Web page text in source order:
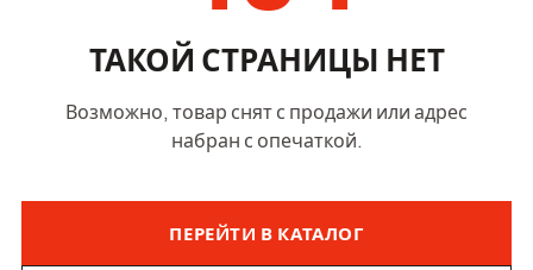
ТАКОЙ СТРАНИЦЫ НЕТ
Возможно, товар снят с продажи или адрес
набран с опечаткой.
ПЕРЕЙТИ В КАТАЛОГ